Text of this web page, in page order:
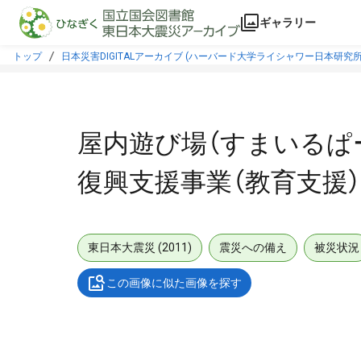
本文に飛ぶ
ギャラリー
トップ 日本災害DIGITALアーカイブ (ハーバード大学ライシャワー日本研究
屋内遊び場（すまいる
復興支援事業（教育支援）
東日本大震災 (2011) 震災への備え 被災状況
この画像に似た画像を探す